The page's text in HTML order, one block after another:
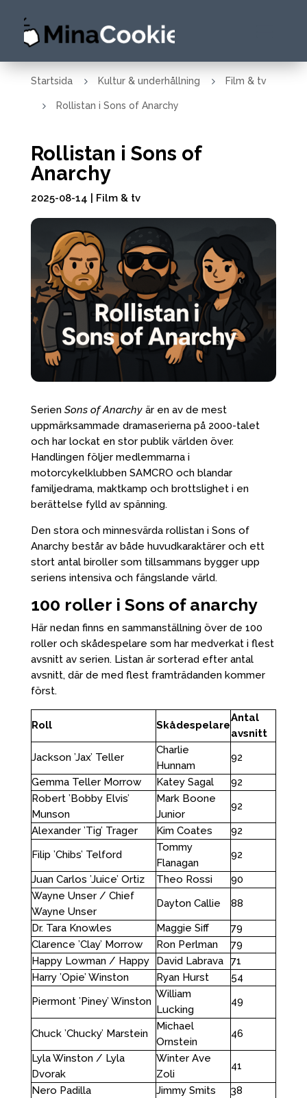
Startsida 5 Kultur & underhållning 5 Film & tv
5 Rollistan i Sons of Anarchy
Rollistan i Sons of
Anarchy
2025-08-14 Film & tv
Serien Sons of Anarchyär en av de mest
uppmärksammade dramaserierna på 2000-talet
och har lockat en stor publik världen över.
Handlingen följer medlemmarna i
motorcykelklubben SAMCRO och blandar
familjedrama, maktkamp och brottslighet i en
berättelse fylld av spänning.
Den stora och minnesvärda rollistan i Sons of
Anarchy består av både huvudkaraktärer och ett
stort antal biroller som tillsammans bygger upp
seriens intensiva och fängslande värld.
100 roller i Sons of anarchy
Här nedan finns en sammanställning över de 100
roller och skådespelare som har medverkat i flest
avsnitt av serien. Listan är sorterad efter antal
avsnitt, där de med flest framträdanden kommer
först.
Roll Skådespelare
Antal
avsnitt
Jackson ’Jax’ Teller
Charlie
Hunnam
92
Gemma Teller Morrow
Katey Sagal
92
Robert ’Bobby Elvis’
Munson
Mark Boone
Junior
92
Alexander ’Tig’ Trager
Kim Coates
92
Filip ’Chibs’ Telford
Tommy
Flanagan
92
Juan Carlos ’Juice’ Ortiz
Theo Rossi
90
Wayne Unser / Chief
Wayne Unser
Dayton Callie
88
Dr. Tara Knowles
Maggie Siff
79
Clarence ’Clay’ Morrow
Ron Perlman
79
Happy Lowman / Happy
David Labrava
71
Harry ’Opie’ Winston
Ryan Hurst
54
Piermont ’Piney’ Winston
William
Lucking
49
Chuck ’Chucky’ Marstein
Michael
Ornstein
46
Lyla Winston / Lyla
Dvorak
Winter Ave
Zoli
41
Nero Padilla
Jimmy Smits
38